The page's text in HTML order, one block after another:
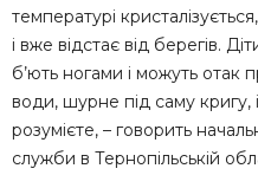
температурі
і вже відстає від берегів.
б’ють ногами і можуть отак
води, шурне під саму кригу,
розумієте, – говорить
служби в Тернопільській